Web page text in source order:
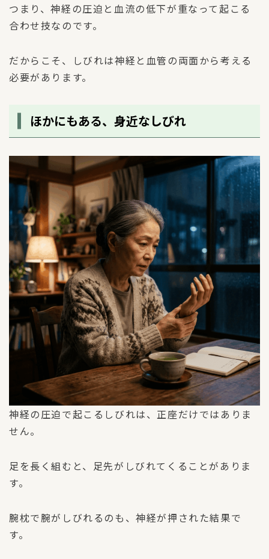
つまり、神経の圧迫と血流の低下が重なって起こる
合わせ技なのです。
だからこそ、しびれは神経と血管の両面から考える
必要があります。
ほかにもある、身近なしびれ
神経の圧迫で起こるしびれは、正座だけではありま
せん。
足を長く組むと、足先がしびれてくることがありま
す。
腕枕で腕がしびれるのも、神経が押された結果で
す。